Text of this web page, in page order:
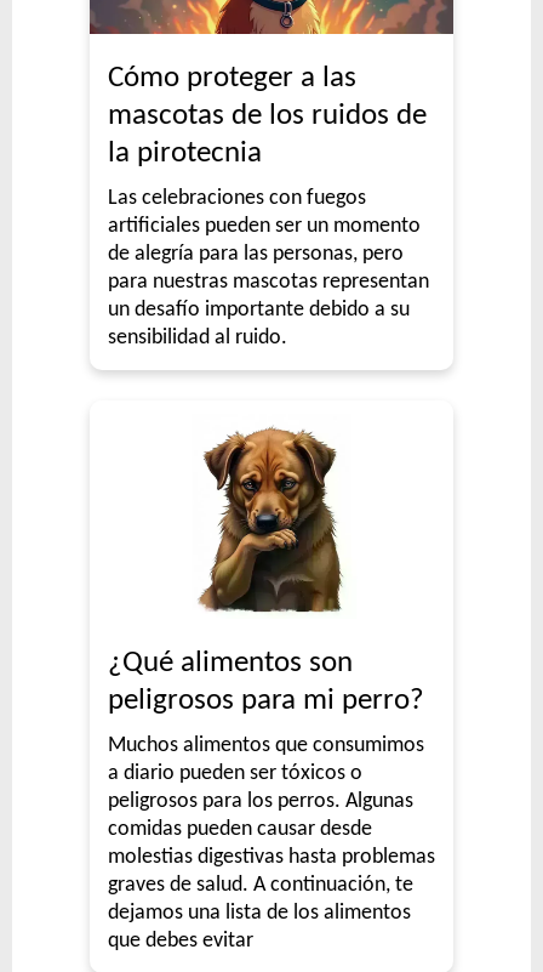
Cómo proteger a las
mascotas de los ruidos de
la pirotecnia
Las celebraciones con fuegos
artificiales pueden ser un momento
de alegría para las personas, pero
para nuestras mascotas representan
un desafío importante debido a su
sensibilidad al ruido.
¿Qué alimentos son
peligrosos para mi perro?
Muchos alimentos que consumimos
a diario pueden ser tóxicos o
peligrosos para los perros. Algunas
comidas pueden causar desde
molestias digestivas hasta problemas
graves de salud. A continuación, te
dejamos una lista de los alimentos
que debes evitar